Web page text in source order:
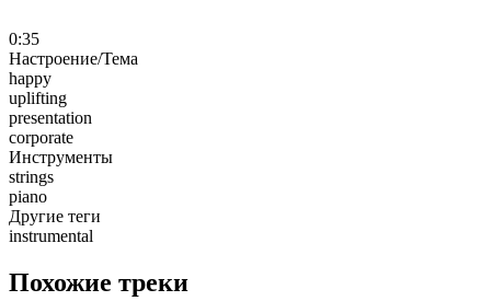
0:35
Настроение/Тема
happy
uplifting
presentation
corporate
Инструменты
strings
piano
Другие теги
instrumental
Похожие треки